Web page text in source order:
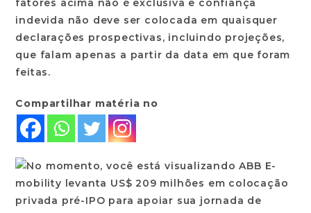
fatores acima não é exclusiva e confiança
indevida não deve ser colocada em quaisquer
declarações prospectivas, incluindo projeções,
que falam apenas a partir da data em que foram
feitas.
Compartilhar matéria no